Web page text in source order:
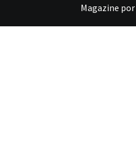
Magazine por